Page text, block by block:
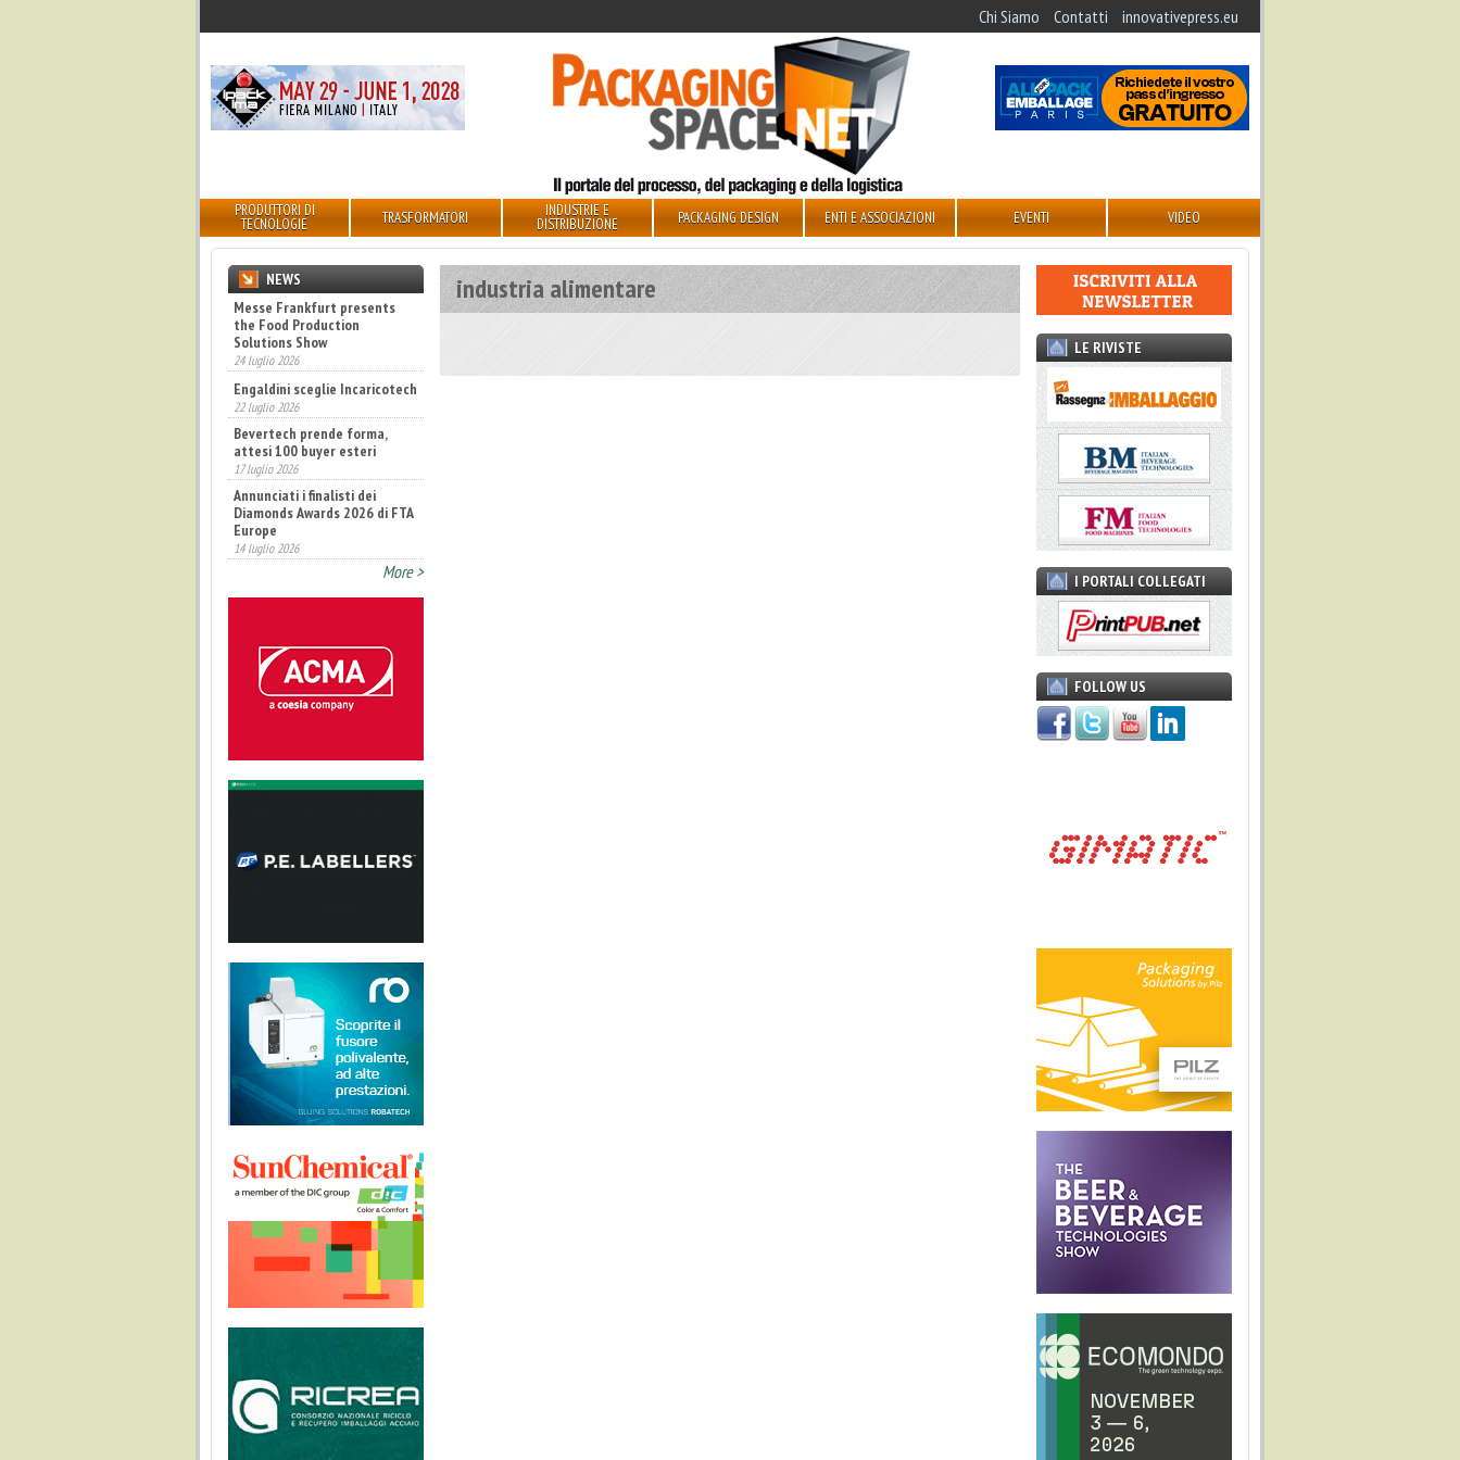
Chi Siamo Contatti innovativepress.eu
PRODUTTORI DI
TECNOLOGIE TRASFORMATORI INDUSTRIE E
DISTRIBUZIONE PACKAGING DESIGN ENTI E ASSOCIAZIONI EVENTI VIDEO
industria alimentare
NEWS
Messe Frankfurt presents
the Food Production
Solutions Show
24 luglio 2026
Engaldini sceglie Incaricotech
22 luglio 2026
Bevertech prende forma,
attesi 100 buyer esteri
17 luglio 2026
Annunciati i finalisti dei
Diamonds Awards 2026 di FTA
Europe
14 luglio 2026
More >
LE RIVISTE
I PORTALI COLLEGATI
FOLLOW US